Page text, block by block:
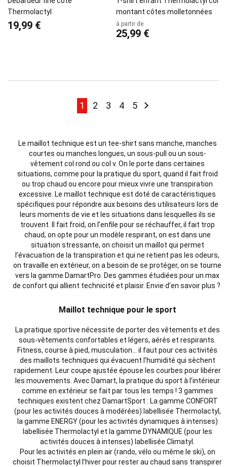
Thermolactyl
19,99 €
montant côtes molletonnées
à partir de
25,99 €
Page
Page
1 Page
2 Page
3 Page
4 Page
5 Page
Suivant
Le maillot technique est un tee-shirt sans manche, manches
courtes ou manches longues, un sous-pull ou un sous-
vêtement col rond ou col v. On le porte dans certaines
situations, comme pour la pratique du sport, quand il fait froid
ou trop chaud ou encore pour mieux vivre une transpiration
excessive. Le maillot technique est doté de caractéristiques
spécifiques pour répondre aux besoins des utilisateurs lors de
leurs moments de vie et les situations dans lesquelles ils se
trouvent. Il fait froid, on l’enfile pour se réchauffer, il fait trop
chaud, on opte pour un modèle respirant, on est dans une
situation stressante, on choisit un maillot qui permet
l’évacuation de la transpiration et qui ne retient pas les odeurs,
on travaille en extérieur, on a besoin de se protéger, on se tourne
vers la gamme DamartPro. Des gammes étudiées pour un max
de confort qui allient technicité et plaisir. Envie d’en savoir plus ?
Maillot technique pour le sport
La pratique sportive nécessite de porter des vêtements et des
sous-vêtements confortables et légers, aérés et respirants.
Fitness, course à pied, musculation… il faut pour ces activités
des maillots techniques qui évacuent l’humidité qui sèchent
rapidement. Leur coupe ajustée épouse les courbes pour libérer
les mouvements. Avec Damart, la pratique du sport à l’intérieur
comme en extérieur se fait par tous les temps ! 3 gammes
techniques existent chez DamartSport : La gamme CONFORT
(pour les activités douces à modérées) labellisée Thermolactyl,
la gamme ENERGY (pour les activités dynamiques à intenses)
labellisée Thermolactyl et la gamme DYNAMIQUE (pour les
activités douces à intenses) labellisée Climatyl.
Pour les activités en plein air (rando, vélo ou même le ski), on
choisit Thermolactyl l’hiver pour rester au chaud sans transpirer